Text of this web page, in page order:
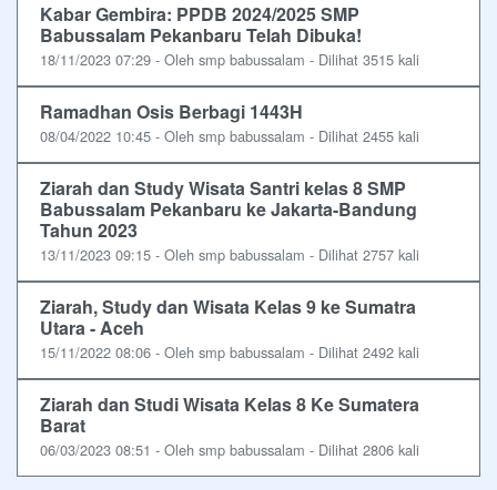
Kabar Gembira: PPDB 2024/2025 SMP
Babussalam Pekanbaru Telah Dibuka!
18/11/2023 07:29 - Oleh smp babussalam - Dilihat 3515 kali
Ramadhan Osis Berbagi 1443H
08/04/2022 10:45 - Oleh smp babussalam - Dilihat 2455 kali
Ziarah dan Study Wisata Santri kelas 8 SMP
Babussalam Pekanbaru ke Jakarta-Bandung
Tahun 2023
13/11/2023 09:15 - Oleh smp babussalam - Dilihat 2757 kali
Ziarah, Study dan Wisata Kelas 9 ke Sumatra
Utara - Aceh
15/11/2022 08:06 - Oleh smp babussalam - Dilihat 2492 kali
Ziarah dan Studi Wisata Kelas 8 Ke Sumatera
Barat
06/03/2023 08:51 - Oleh smp babussalam - Dilihat 2806 kali